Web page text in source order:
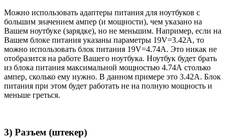
Можно использовать адаптеры питания для ноутбуков с
большим значением ампер (и мощности), чем указано на
Вашем ноутбуке (зарядке), но не меньшим. Например, если на
Вашем блоке питания указаны параметры 19V=3.42A, то
можно использовать блок питания 19V=4.74A. Это никак не
отобразится на работе Вашего ноутбука. Ноутбук будет брать
из блока питания максимальной мощностью 4.74А столько
ампер, сколько ему нужно. В данном примере это 3.42А. Блок
питания при этом будет работать не на полную мощность и
меньше греться.
3) Разъем (штекер)